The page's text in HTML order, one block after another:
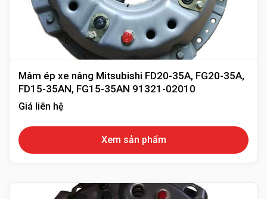
sản phẩm, dịch vụ tốt nhất đến với khách hàng.
Hãy gọi ngay Hotline:0918 540 602để được kỹ thuật tư
vấn kỹ giúp chọn đúng sản phẩm cho xe của mình vận
Thông tin liên hệ:
Công Ty TNHH TM DV Thiết Bị Kỹ Thuật An Phát
Địa Chỉ: 5/14 Hạnh Thông, Phường 3, Quận Gò Vấp,
TPHCM
Điện Thoại:0918 540 602
Mâm ép xe nâng Mitsubishi FD20-35A, FG20-35A,
FD15-35AN, FG15-35AN 91321-02010
Giá liên hệ
Xem sản phẩm